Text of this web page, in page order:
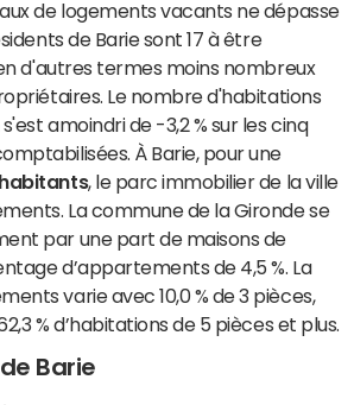
de logements vacants ne dépasse
de Barie sont 17 à être
d'autres termes moins nombreux
Le nombre d'habitations
amoindri de -3,2 % sur les cinq
À Barie, pour une
, le parc immobilier de la ville
La commune de la Gironde se
par une part de maisons de
d’appartements de 4,5 %. La
varie avec 10,0 % de 3 pièces,
% d’habitations de 5 pièces et plus.
Barie